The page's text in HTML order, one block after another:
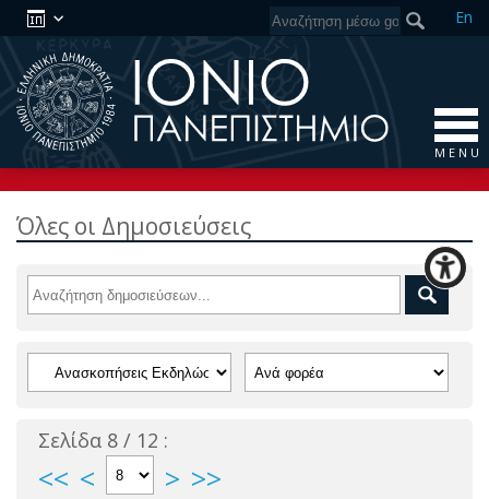
En
M E N U
Όλες οι Δημοσιεύσεις
Σελίδα 8 / 12 :
<< < > >>